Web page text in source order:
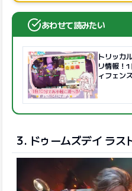
あわせて読みたい
トリッカ
リ情報！
ィフェン
3. ドゥームズデイ ラス